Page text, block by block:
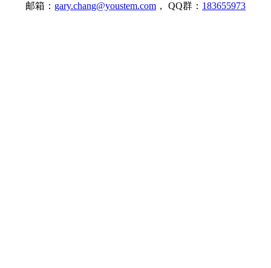
邮箱： gary.chang@youstem.com ， QQ群： 183655973